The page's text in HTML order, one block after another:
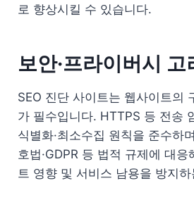
로 향상시킬 수 있습니다.
보안·프라이버시 고
SEO 진단 사이트는 웹사이트의
가 필수입니다. HTTPS 등 전송
식별화·최소수집 원칙을 준수하
호법·GDPR 등 법적 규제에 대
트 영향 및 서비스 남용을 방지